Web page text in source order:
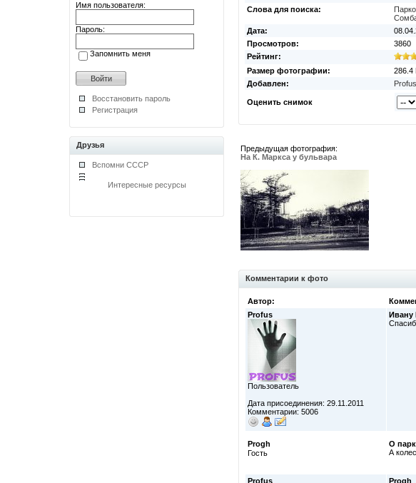
Имя пользователя:
Пароль:
Запомнить меня
Восстановить пароль
Регистрация
Друзья
Вспомни СССР
Интересные ресурсы
Слова для поиска:
Дата:
Просмотров:
3860
Рейтинг:
Размер фотографии:
286.4
Добавлен:
Profus
Оценить снимок
Предыдущая фотография:
На К. Маркса у бульвара
Комментарии к фото
Автор:
Profus
Пользователь
Дата присоединения: 29.11.2011
Комментарии: 5006
Ивану
Progh
Гость
О
А
Profus Progh